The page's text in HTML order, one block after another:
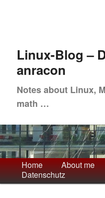
content
contentLinux-Blog –
anracon
Notes about Linux,
math …
Main
menu
Home About me
Datenschutz